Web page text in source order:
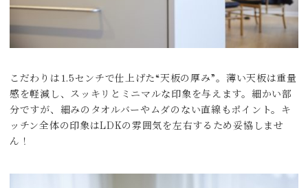
こだわりは1.5センチで仕上げた“天板の厚み”。薄い天板は重量
感を軽減し、スッキリとミニマルな印象を与えます。細かい部
分ですが、細みのタオルバーやムダのない直線もポイント。キ
ッチン全体の印象はLDKの雰囲気を左右するため妥協しませ
ん！